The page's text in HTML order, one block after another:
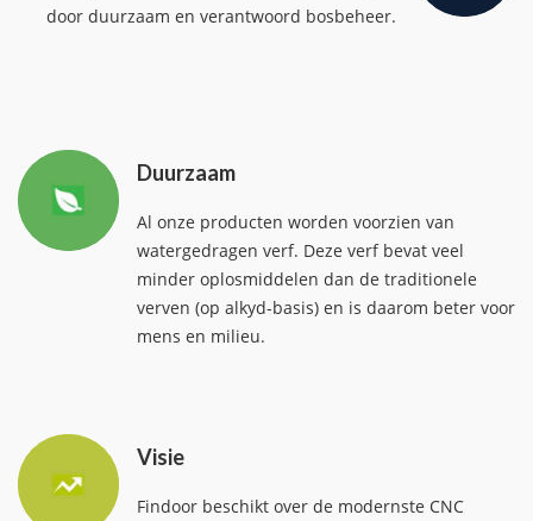
door duurzaam en verantwoord bosbeheer.
Duurzaam
Al onze producten worden voorzien van
watergedragen verf. Deze verf bevat veel
minder oplosmiddelen dan de traditionele
verven (op alkyd-basis) en is daarom beter voor
mens en milieu.
Visie
Findoor beschikt over de modernste CNC